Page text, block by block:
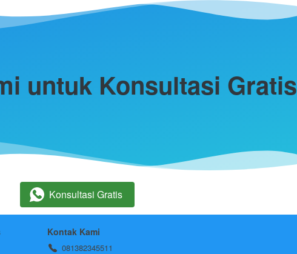
untuk Konsultasi Gratis
` Konsultasi Gratis
Kontak Kami
081382345511